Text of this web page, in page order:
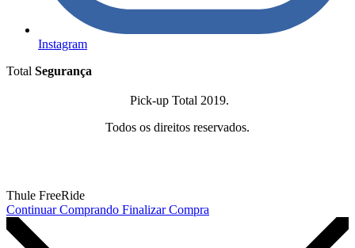
Instagram
Total Segurança
Pick-up Total 2019.
Todos os direitos reservados.
Thule FreeRide
Continuar Comprando Finalizar Compra